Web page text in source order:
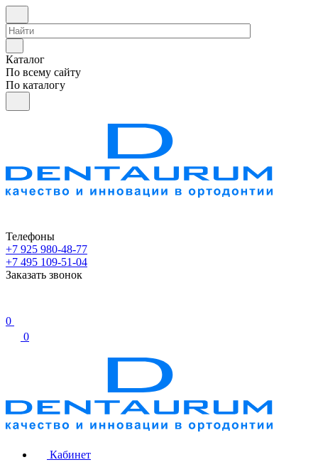
Каталог
По всему сайту
По каталогу
Телефоны
+7 925 980-48-77
+7 495 109-51-04
Заказать звонок
0
0
Кабинет